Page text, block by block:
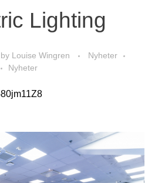
Lighting
by Louise Wingren
Nyheter
Nyheter